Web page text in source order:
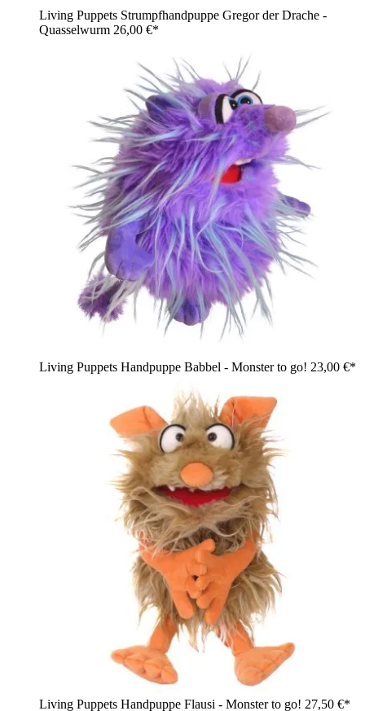
Living Puppets Strumpfhandpuppe Gregor der Drache -
Quasselwurm 26,00 €*
Living Puppets Handpuppe Babbel - Monster to go! 23,00 €*
Living Puppets Handpuppe Flausi - Monster to go! 27,50 €*